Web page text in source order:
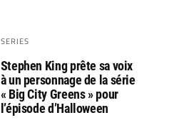
SERIES
Stephen King prête sa voix
à un personnage de la série
« Big City Greens » pour
l’épisode d’Halloween